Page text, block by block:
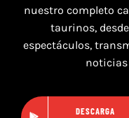
8 de agosto de
TOROS SAN
nuestro completo
taurinos,
espectáculos,
DESCARGA